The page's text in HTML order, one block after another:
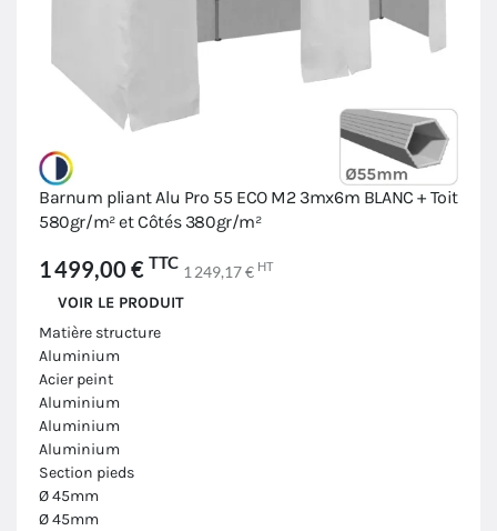
Barnum pliant Alu Pro 55 ECO M2 3mx6m BLANC + Toit
580gr/m² et Côtés 380gr/m²
1 499,00 € TTC 1 249,17 € HT
VOIR LE PRODUIT
Matière structure
Aluminium
Acier peint
Aluminium
Aluminium
Aluminium
Section pieds
Ø 45mm
Ø 45mm